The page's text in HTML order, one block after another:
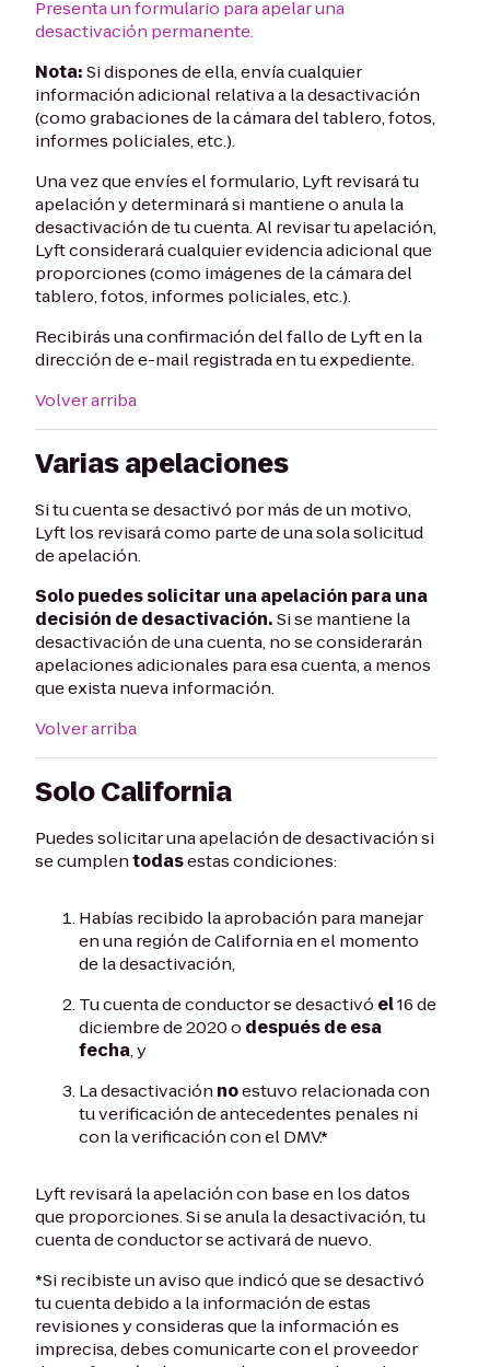
Presenta un formulario para apelar una
desactivación permanente.
Nota:Si dispones de ella, envía cualquier
información adicional relativa a la desactivación
(como grabaciones de la cámara del tablero, fotos,
informes policiales, etc.).
Una vez que envíes el formulario, Lyft revisará tu
apelación y determinará si mantiene o anula la
desactivación de tu cuenta. Al revisar tu apelación,
Lyft considerará cualquier evidencia adicional que
proporciones (como imágenes de la cámara del
tablero, fotos, informes policiales, etc.).
Recibirás una confirmación del fallo de Lyft en la
dirección de e-mail registrada en tu expediente.
Volver arriba
Varias apelaciones
Si tu cuenta se desactivó por más de un motivo,
Lyft los revisará como parte de una sola solicitud
de apelación.
Solo puedes solicitar una apelación para una
decisión de desactivación.Si se mantiene la
desactivación de una cuenta, no se considerarán
apelaciones adicionales para esa cuenta, a menos
que exista nueva información.
Volver arriba
Solo California
Puedes solicitar una apelación de desactivación si
se cumplentodasestas condiciones:
Habías recibido la aprobación para manejar
en una región de California en el momento
de la desactivación,
Tu cuenta de conductor se desactivó el16 de
diciembre de 2020 o después de esa
fecha, y
La desactivación noestuvo relacionada con
tu verificación de antecedentes penales ni
con la verificación con el DMV.*
Lyft revisará la apelación con base en los datos
que proporciones. Si se anula la desactivación, tu
cuenta de conductor se activará de nuevo.
*Si recibiste un aviso que indicó que se desactivó
tu cuenta debido a la información de estas
revisiones y consideras que la información es
imprecisa, debes comunicarte con el proveedor